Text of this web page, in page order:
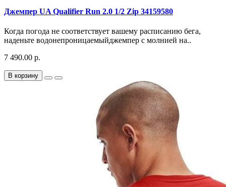
Джемпер UA Qualifier Run 2.0 1/2 Zip 34159580
Когда погода не соответствует вашему расписанию бега,
наденьте водонепроницаемыйджемпер с молнией на..
7 490.00 р.
В корзину